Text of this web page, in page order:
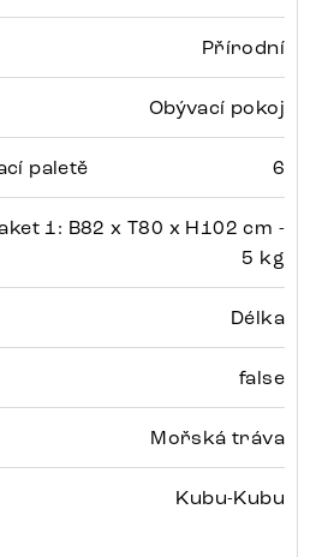
Přírodní
Obývací pokoj
paletě 6
1: B82 x T80 x H102 cm -
5 kg
Délka
false
Mořská tráva
Kubu-Kubu